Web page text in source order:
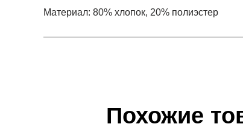
Материал: 80% хлопок, 20% полиэстер
UA Rival Flc WM Jogger
0
Похожие